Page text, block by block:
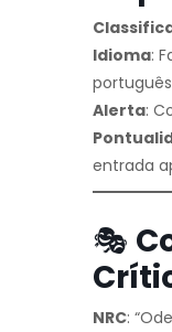
Idioma:
Alerta:
entrada
🎭
NRC: